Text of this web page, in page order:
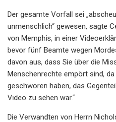
Der gesamte Vorfall sei
unmenschlich“ gewesen, sagte
von Memphis, in einer
bevor fünf Beamte wegen
davon aus, dass Sie über die
Menschenrechte empört sind,
geschworen haben, das
Video zu sehen war.“
Die Verwandten von Herrn